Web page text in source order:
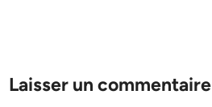
Laisser un commentaire